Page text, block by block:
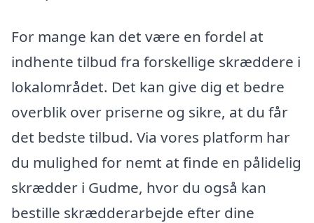
For mange kan det være en fordel at
indhente tilbud fra forskellige skræddere i
lokalområdet. Det kan give dig et bedre
overblik over priserne og sikre, at du får
det bedste tilbud. Via vores platform har
du mulighed for nemt at finde en pålidelig
skrædder i Gudme, hvor du også kan
bestille skrædderarbejde efter dine